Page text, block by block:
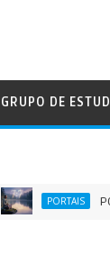
GRUPO DE
PORTAIS PORTAL